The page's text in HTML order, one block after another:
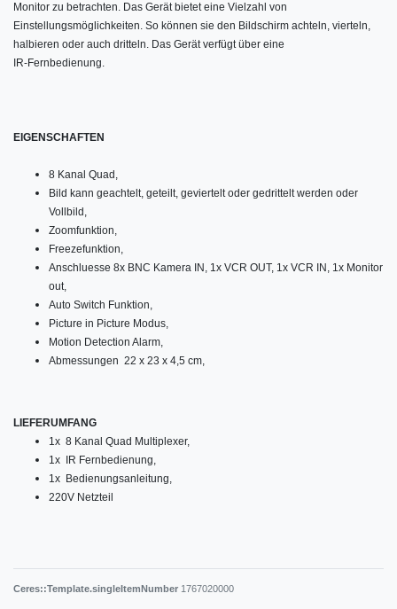
Monitor zu betrachten. Das Gerät bietet eine Vielzahl von
Einstellungsmöglichkeiten. So können sie den Bildschirm achteln, vierteln,
halbieren oder auch dritteln. Das Gerät verfügt über eine
IR-Fernbedienung.
EIGENSCHAFTEN
8 Kanal Quad,
Bild kann geachtelt, geteilt, geviertelt oder gedrittelt werden oder
Vollbild,
Zoomfunktion,
Freezefunktion,
Anschluesse 8x BNC Kamera IN, 1x VCR OUT, 1x VCR IN, 1x Monitor
out,
Auto Switch Funktion,
Picture in Picture Modus,
Motion Detection Alarm,
Abmessungen 22 x 23 x 4,5 cm,
LIEFERUMFANG
1x 8 Kanal Quad Multiplexer,
1x IR Fernbedienung,
1x Bedienungsanleitung,
220V Netzteil
Ceres::Template.singleItemNumber 1767020000